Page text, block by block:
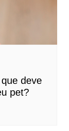
deve
pet?